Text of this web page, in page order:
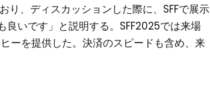
り、ディスカッションした際に、SFFで展示
良いです」と説明する。SFF2025では来場
ーを提供した。決済のスピードも含め、来